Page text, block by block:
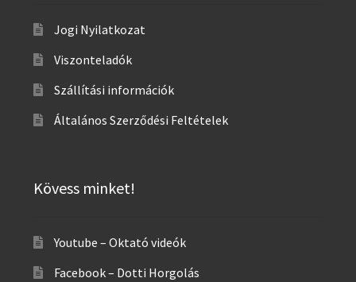
Jogi Nyilatkozat
Viszonteladók
Szállítási információk
Általános Szerződési Feltételek
Kövess minket!
Youtube – Oktató videók
Facebook – Dotti Horgolás